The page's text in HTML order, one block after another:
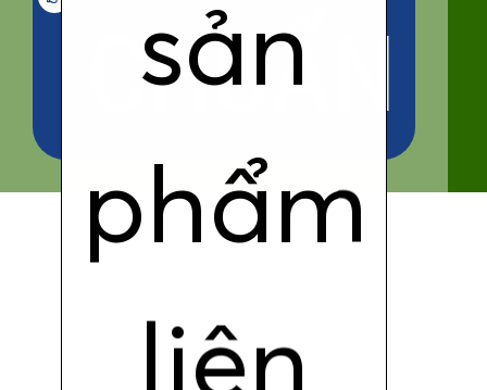
CHUẨN
sản
phẩm